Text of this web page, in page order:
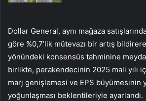
Dollar General, aynı mağaza
göre %0,7’lik mütevazı bir artış
yönündeki konsensüs tahminine
birlikte, perakendecinin 2025 mali yılı
marj genişlemesi ve EPS büyümesinin
yoğunlaşması beklentileriyle ayarlandı.